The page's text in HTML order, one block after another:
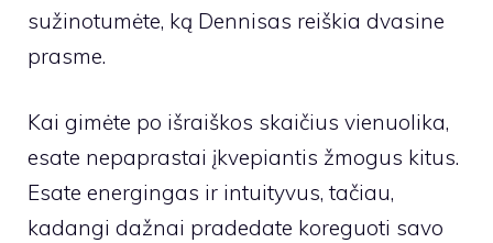
sužinotumėte, ką Dennisas reiškia dvasine
prasme.
Kai gimėte po išraiškos skaičius vienuolika,
esate nepaprastai įkvepiantis žmogus kitus.
Esate energingas ir intuityvus, tačiau,
kadangi dažnai pradedate koreguoti savo